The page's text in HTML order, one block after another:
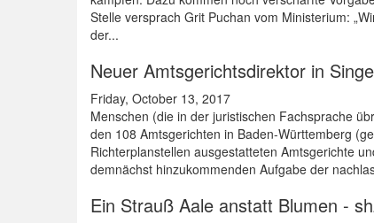
Stelle versprach Grit Puchan vom Ministerium:
der...
Neuer Amtsgerichtsdirektor in
Friday, October 13, 2017
Menschen (die in der juristischen Fachsprache
den 108 Amtsgerichten in Baden-Württemberg
Richterplanstellen ausgestatteten Amtsgerichte
demnächst hinzukommenden Aufgabe der
Ein Strauß Aale anstatt Blumen -